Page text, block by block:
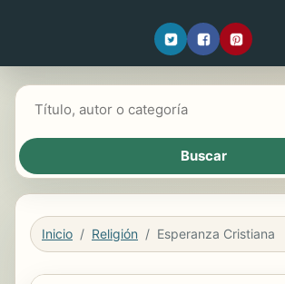
Inicio Religión Esperanza Cristiana